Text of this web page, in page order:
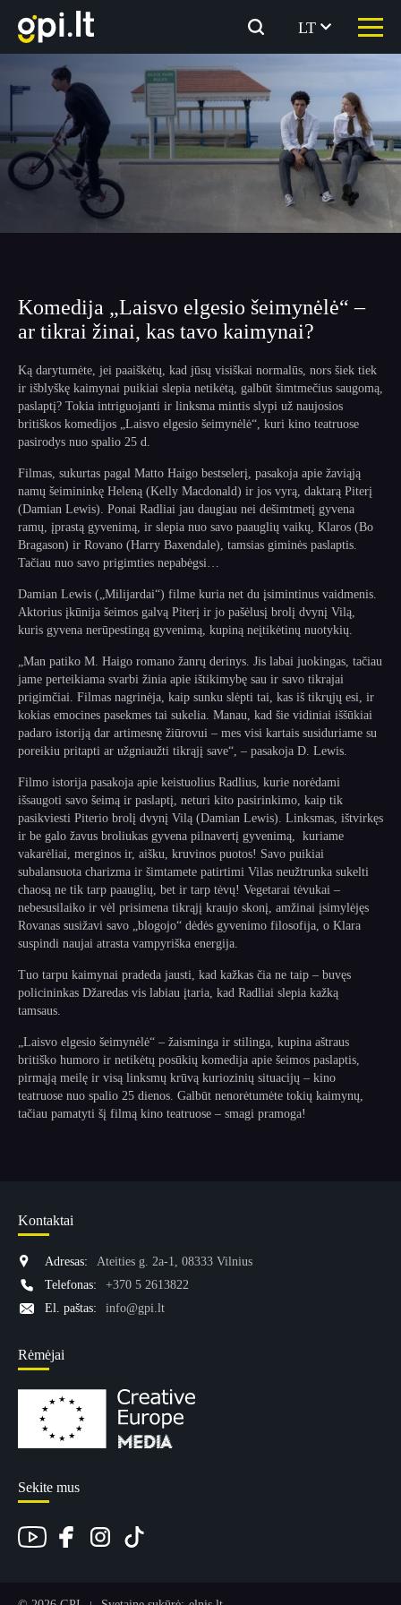
prie
turinio
LT
Komedija „Laisvo elgesio šeimynėlė“ –
ar tikrai žinai, kas tavo kaimynai?
Ką darytumėte, jei paaiškėtų, kad jūsų visiškai normalūs, nors šiek tiek
ir išblyškę kaimynai puikiai slepia netikėtą, galbūt šimtmečius saugomą,
paslaptį? Tokia intriguojanti ir linksma mintis slypi už naujosios
britiškos komedijos „Laisvo elgesio šeimynėlė“, kuri kino teatruose
pasirodys nuo spalio 25 d.
Filmas, sukurtas pagal Matto Haigo bestselerį, pasakoja apie žaviąją
namų šeimininkę Heleną (Kelly Macdonald) ir jos vyrą, daktarą Piterį
(Damian Lewis). Ponai Radliai jau daugiau nei dešimtmetį gyvena
ramų, įprastą gyvenimą, ir slepia nuo savo paauglių vaikų, Klaros (Bo
Bragason) ir Rovano (Harry Baxendale), tamsias giminės paslaptis.
Tačiau nuo savo prigimties nepabėgsi…
Damian Lewis („Milijardai“) filme kuria net du įsimintinus vaidmenis.
Aktorius įkūnija šeimos galvą Piterį ir jo pašėlusį brolį dvynį Vilą,
kuris gyvena nerūpestingą gyvenimą, kupiną neįtikėtinų nuotykių.
„Man patiko M. Haigo romano žanrų derinys. Jis labai juokingas, tačiau
jame perteikiama svarbi žinia apie ištikimybę sau ir savo tikrajai
prigimčiai. Filmas nagrinėja, kaip sunku slėpti tai, kas iš tikrųjų esi, ir
kokias emocines pasekmes tai sukelia. Manau, kad šie vidiniai iššūkiai
padaro istoriją dar artimesnę žiūrovui – mes visi kartais susiduriame su
poreikiu pritapti ar užgniaužti tikrąjį save“, – pasakoja D. Lewis.
Filmo istorija pasakoja apie keistuolius Radlius, kurie norėdami
išsaugoti savo šeimą ir paslaptį, neturi kito pasirinkimo, kaip tik
pasikviesti Piterio brolį dvynį Vilą (Damian Lewis). Linksmas, ištvirkęs
ir be galo žavus broliukas gyvena pilnavertį gyvenimą, kuriame
vakarėliai, merginos ir, aišku, kruvinos puotos! Savo puikiai
subalansuota charizma ir šimtamete patirtimi Vilas neužtrunka sukelti
chaosą ne tik tarp paauglių, bet ir tarp tėvų! Vegetarai tėvukai –
nebesusilaiko ir vėl prisimena tikrąjį kraujo skonį, amžinai įsimylėjęs
Rovanas susižavi savo „blogojo“ dėdės gyvenimo filosofija, o Klara
suspindi naujai atrasta vampyriška energija.
Tuo tarpu kaimynai pradeda jausti, kad kažkas čia ne taip – buvęs
policininkas Džaredas vis labiau įtaria, kad Radliai slepia kažką
tamsaus.
„Laisvo elgesio šeimynėlė“ – žaisminga ir stilinga, kupina aštraus
britiško humoro ir netikėtų posūkių komedija apie šeimos paslaptis,
pirmąją meilę ir visą linksmų krūvą kuriozinių situacijų – kino
teatruose nuo spalio 25 dienos. Galbūt nenorėtumėte tokių kaimynų,
tačiau pamatyti šį filmą kino teatruose – smagi pramoga!
Kontaktai
Adresas:
Ateities g. 2a-1, 08333 Vilnius
Telefonas:
+370 5 2613822
El. paštas:
info@gpi.lt
Rėmėjai
Sekite mus